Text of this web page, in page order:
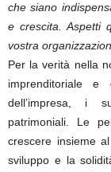
che siano
e crescita. Aspetti
vostra
Per la verità nella
imprenditoriale
dell’impresa, i
patrimoniali. Le
crescere insieme
sviluppo e la